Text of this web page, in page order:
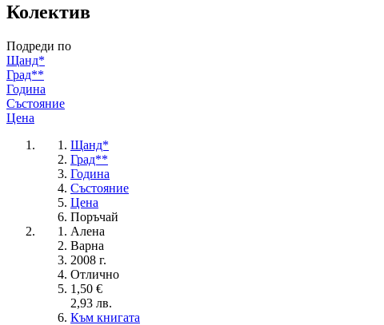
Колектив
Подреди по
Щанд*
Град**
Година
Състояние
Цена
Щанд*
Град**
Година
Състояние
Цена
Поръчай
Алена
Варна
2008 г.
Отлично
1,50 €
2,93 лв.
Към книгата